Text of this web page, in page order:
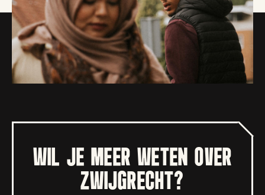
WIL JE MEER WETEN OVER
ZWIJGRECHT?